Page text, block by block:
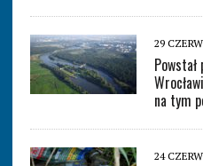
29
na tym
24